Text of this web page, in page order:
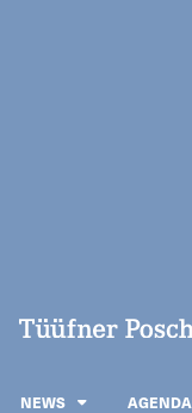
NEWS AGENDA